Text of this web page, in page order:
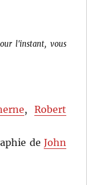
l'instant, vous
, Robert
de John